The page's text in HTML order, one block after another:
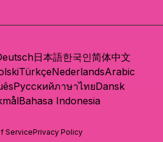
日本語한국인简体中文
TürkçeNederlandsArabic
РусскийภาษาไทยDansk
Bahasa Indonesia
ServicePrivacy Policy